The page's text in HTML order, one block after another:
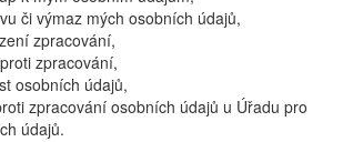
či výmaz mých osobních údajů,
zpracování,
zpracování,
osobních údajů,
zpracování osobních údajů u Úřadu pro
údajů.